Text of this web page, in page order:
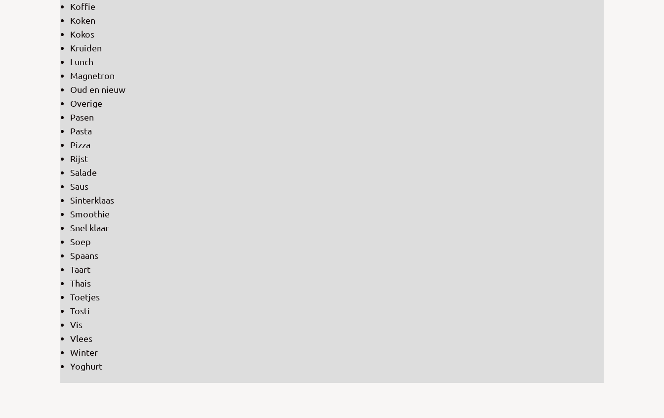
Koffie
Koken
Kokos
Kruiden
Lunch
Magnetron
Oud en nieuw
Overige
Pasen
Pasta
Pizza
Rijst
Salade
Saus
Sinterklaas
Smoothie
Snel klaar
Soep
Spaans
Taart
Thais
Toetjes
Tosti
Vis
Vlees
Winter
Yoghurt